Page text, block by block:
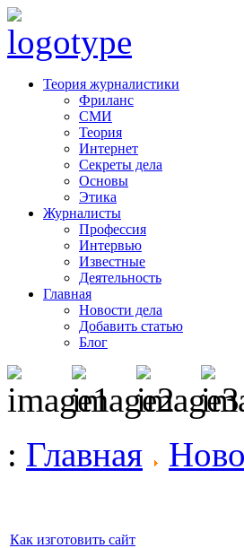
Теория журналистики
Фриланс
СМИ
Теория
Интернет
Секреты дела
Основы
Этика
Журналисты
Профессия
Интервью
Известные
Деятельность
Главная
Новости дела
Добавить статью
Блог
: Главная
Как изготовить сайт